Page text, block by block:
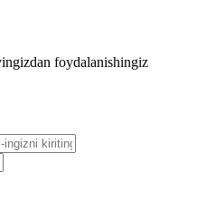
foydalanishingiz